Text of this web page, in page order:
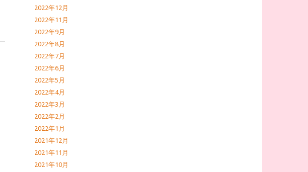
2022年12月
2022年11月
2022年9月
2022年8月
2022年7月
2022年6月
2022年5月
2022年4月
2022年3月
2022年2月
2022年1月
2021年12月
2021年11月
2021年10月